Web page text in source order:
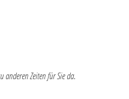
anderen Zeiten für Sie da.